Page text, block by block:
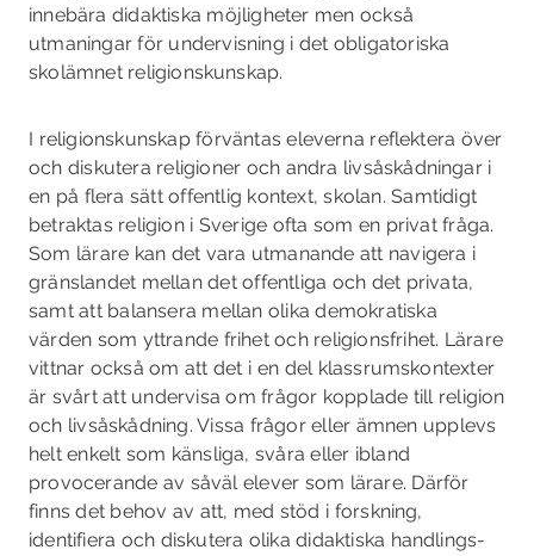
innebära didaktiska möjligheter men också
utmaningar för undervisning i det obligatoriska
skolämnet religionskunskap.
I religionskunskap förväntas eleverna reflektera över
och diskutera religioner och andra livsåskådningar i
en på flera sätt offentlig kontext, skolan. Samtidigt
betraktas religion i Sverige ofta som en privat fråga.
Som lärare kan det vara utmanande att navigera i
gränslandet mellan det offentliga och det privata,
samt att balansera mellan olika demokratiska
värden som yttrande­ frihet och religionsfrihet. Lärare
vittnar också om att det i en del klassrumskontexter
är svårt att undervisa om frågor kopplade till religion
och livsåskådning. Vissa frågor eller ämnen upplevs
helt enkelt som känsliga, svåra eller ibland
provocerande av såväl elever som lärare. Därför
finns det behov av att, med stöd i forskning,
identifiera och diskutera olika didaktiska handlings­